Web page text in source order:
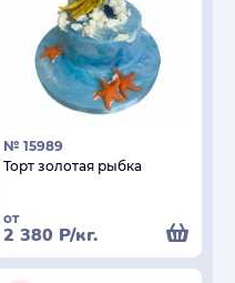
№ 15989
Торт золотая рыбка
от
2 380 Р/кг.